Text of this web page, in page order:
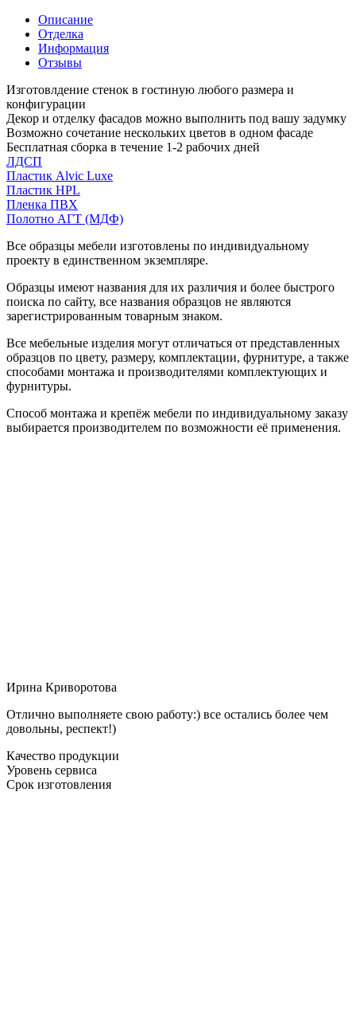
Описание
Отделка
Информация
Отзывы
Изготовлдение стенок в гостиную любого размера и
конфигурации
Декор и отделку фасадов можно выполнить под вашу задумку
Возможно сочетание нескольких цветов в одном фасаде
Бесплатная сборка в течение 1-2 рабочих дней
ЛДСП
Пластик Alvic Luxe
Пластик HPL
Пленка ПВХ
Полотно АГТ (МДФ)
Все образцы мебели изготовлены по индивидуальному
проекту в единственном экземпляре.
Образцы имеют названия для их различия и более быстрого
поиска по сайту, все названия образцов не являются
зарегистрированным товарным знаком.
Все мебельные изделия могут отличаться от представленных
образцов по цвету, размеру, комплектации, фурнитуре, а также
способами монтажа и производителями комплектующих и
фурнитуры.
Способ монтажа и крепёж мебели по индивидуальному заказу
выбирается производителем по возможности её применения.
Ирина Криворотова
Отлично выполняете свою работу:) все остались более чем
довольны, респект!)
Качество продукции
Уровень сервиса
Срок изготовления